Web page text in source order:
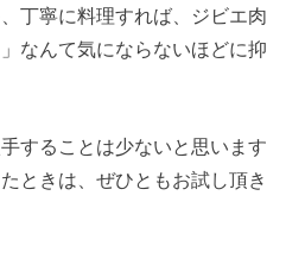
丁寧に料理すれば、ジビエ肉
なんて気にならないほどに抑
することは少ないと思います
ときは、ぜひともお試し頂き